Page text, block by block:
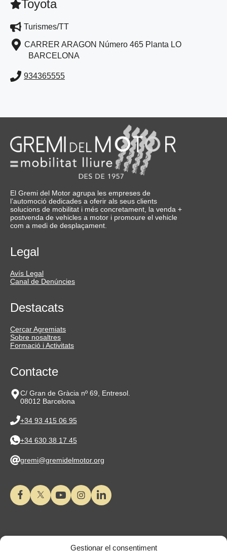
Gestionar el consentiment
Toyota
Turismes/TT
CARRER ARAGON Número 465 Planta LO
BARCELONA
934365555
El Gremi del Motor agrupa les empreses de
l’automoció dedicades a oferir als seus clients
solucions de mobilitat i més concretament, la venda +
postvenda de vehicles a motor i promoure el vehicle
com a medi de desplaçament.
Legal
Avís Legal
Canal de Denúncies
Destacats
Cercar Agremiats
Sobre nosaltres
Formació i Activitats
Contacte
C/ Gran de Gràcia nº 69, Entresol.
08012 Barcelona
+34 93 415 06 95
+34 630 38 17 45
gremi@gremidelmotor.org